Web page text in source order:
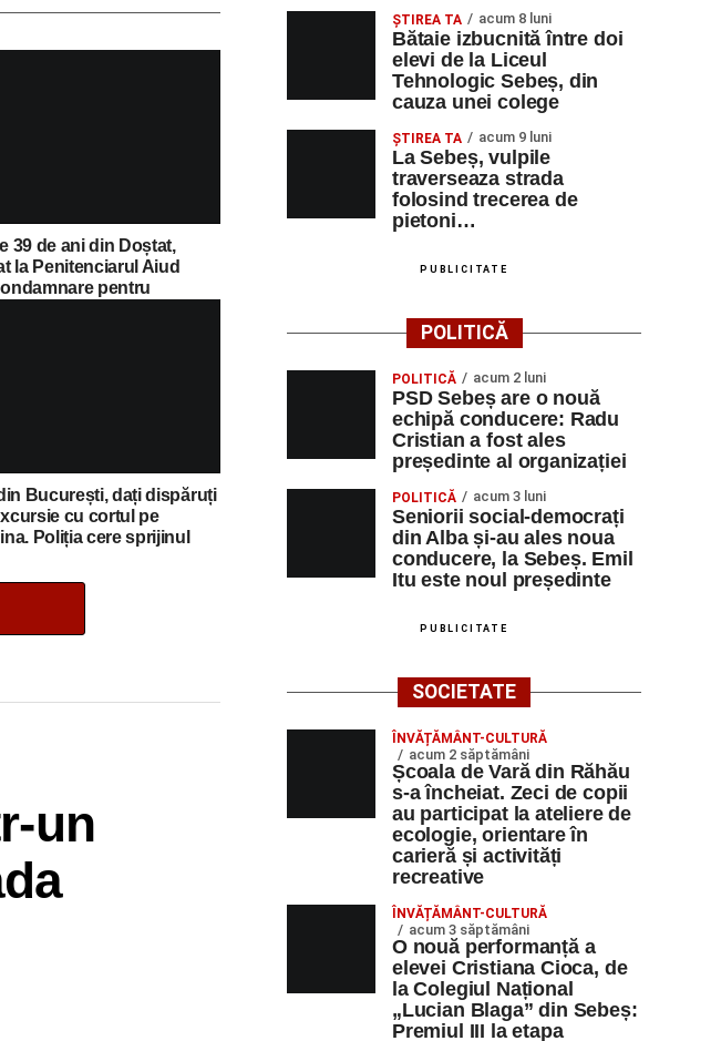
39 de ani din Doștat,
la Penitenciarul Aiud
pentru
București, dați dispăruți
cu cortul pe
Poliția cere sprijinul
un
ŞTIREA TA acum 8 luni
Bătaie izbucnită între doi
elevi de la Liceul
Tehnologic Sebeș, din
cauza unei colege
ŞTIREA TA acum 9 luni
La Sebeș, vulpile
traverseaza strada
folosind trecerea de
pietoni…
PUBLICITATE
POLITICĂ
POLITICĂ acum 2 luni
PSD Sebeș are o nouă
echipă conducere: Radu
Cristian a fost ales
președinte al organizației
POLITICĂ acum 3 luni
Seniorii social-democrați
din Alba și-au ales noua
conducere, la Sebeș. Emil
Itu este noul președinte
PUBLICITATE
SOCIETATE
ÎNVĂȚĂMÂNT-CULTURĂ
acum 2 săptămâni
Școala de Vară din Răhău
s-a încheiat. Zeci de copii
au participat la ateliere de
ecologie, orientare în
carieră și activități
recreative
ÎNVĂȚĂMÂNT-CULTURĂ
acum 3 săptămâni
O nouă performanță a
elevei Cristiana Cioca, de
la Colegiul Național
„Lucian Blaga” din Sebeș:
Premiul III la etapa